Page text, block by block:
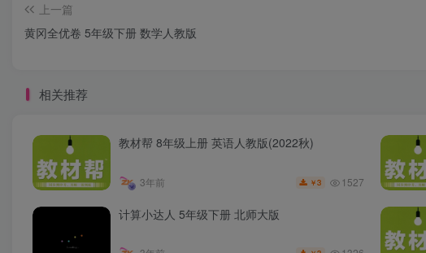
上一篇
黄冈全优卷 5年级下册 数学人教版
相关推荐
教材帮 8年级上册 英语人教版(2022秋)
3年前 ￥3 1527
计算小达人 5年级下册 北师大版